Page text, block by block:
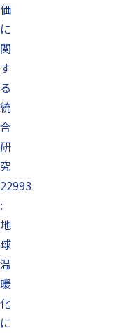
価
に
関
す
る
統
合
研
究
22993
:
地
球
温
暖
化
に